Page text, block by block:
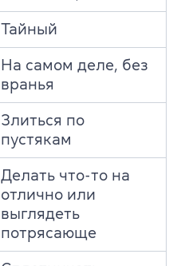
Тайный
На самом деле, без
вранья
Злиться по
пустякам
Делать что-то на
отлично или
выглядеть
потрясающе